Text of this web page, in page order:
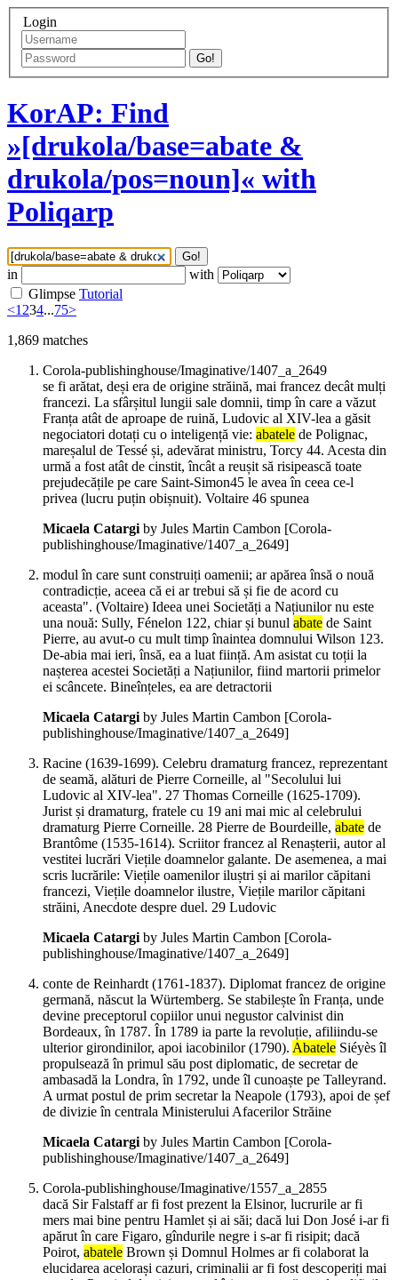
Login
Go!
KorAP: Find
»[drukola/base=abate &
drukola/pos=noun]« with
Poliqarp
Go!
in
with
Glimpse Tutorial
<1234...75>
1,869 matches
Corola-publishinghouse/Imaginative/1407_a_2649
se fi arătat, deși era de origine străină, mai francez decât mulți
francezi. La sfârșitul lungii sale domnii, timp în care a văzut
Franța atât de aproape de ruină, Ludovic al XIV-lea a găsit
negociatori dotați cu o inteligență vie: abatele de Polignac,
mareșalul de Tessé și, adevărat ministru, Torcy 44. Acesta din
urmă a fost atât de cinstit, încât a reușit să risipească toate
prejudecățile pe care Saint-Simon45 le avea în ceea ce-l
privea (lucru puțin obișnuit). Voltaire 46 spunea
Micaela Catargiby Jules Martin Cambon [Corola-
publishinghouse/Imaginative/1407_a_2649]
modul în care sunt construiți oamenii; ar apărea însă o nouă
contradicție, aceea că ei ar trebui să și fie de acord cu
aceasta". (Voltaire) Ideea unei Societăți a Națiunilor nu este
una nouă: Sully, Fénelon 122, chiar și bunul abate de Saint
Pierre, au avut-o cu mult timp înaintea domnului Wilson 123.
De-abia mai ieri, însă, ea a luat ființă. Am asistat cu toții la
nașterea acestei Societăți a Națiunilor, fiind martorii primelor
ei scâncete. Bineînțeles, ea are detractorii
Micaela Catargiby Jules Martin Cambon [Corola-
publishinghouse/Imaginative/1407_a_2649]
Racine (1639-1699). Celebru dramaturg francez, reprezentant
de seamă, alături de Pierre Corneille, al "Secolului lui
Ludovic al XIV-lea". 27 Thomas Corneille (1625-1709).
Jurist și dramaturg, fratele cu 19 ani mai mic al celebrului
dramaturg Pierre Corneille. 28 Pierre de Bourdeille, abate de
Brantôme (1535-1614). Scriitor francez al Renașterii, autor al
vestitei lucrări Viețile doamnelor galante. De asemenea, a mai
scris lucrările: Viețile oamenilor iluștri și ai marilor căpitani
francezi, Viețile doamnelor ilustre, Viețile marilor căpitani
străini, Anecdote despre duel. 29 Ludovic
Micaela Catargiby Jules Martin Cambon [Corola-
publishinghouse/Imaginative/1407_a_2649]
conte de Reinhardt (1761-1837). Diplomat francez de origine
germană, născut la Würtemberg. Se stabilește în Franța, unde
devine preceptorul copiilor unui negustor calvinist din
Bordeaux, în 1787. În 1789 ia parte la revoluție, afiliindu-se
ulterior girondinilor, apoi iacobinilor (1790). Abatele Siéyès îl
propulsează în primul său post diplomatic, de secretar de
ambasadă la Londra, în 1792, unde îl cunoaște pe Talleyrand.
A urmat postul de prim secretar la Neapole (1793), apoi de șef
de divizie în centrala Ministerului Afacerilor Străine
Micaela Catargiby Jules Martin Cambon [Corola-
publishinghouse/Imaginative/1407_a_2649]
Corola-publishinghouse/Imaginative/1557_a_2855
dacă Sir Falstaff ar fi fost prezent la Elsinor, lucrurile ar fi
mers mai bine pentru Hamlet și ai săi; dacă lui Don José i-ar fi
apărut în care Figaro, gîndurile negre i s-ar fi risipit; dacă
Poirot, abatele Brown și Domnul Holmes ar fi colaborat la
elucidarea acelorași cazuri, criminalii ar fi fost descoperiți mai